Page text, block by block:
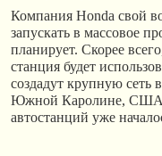
Компания Honda свой
запускать в массовое
планирует. Скорее
станция будет
создадут крупную сеть
Южной Каролине, США,
автостанций уже